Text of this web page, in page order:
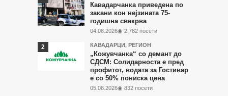
во
последните
7
дена
Кавадарчанка приведена по
закани кон нејзината 75-
годишна свекрва
04.08.2026◉ 2,782 посети
КАВАДАРЦИ, РЕГИОН
„Кожувчанка“ со демант до
СДСМ: Солидарноста е пред
профитот, водата за Гостивар
е со 50% пониска цена
05.08.2026◉ 832 посети